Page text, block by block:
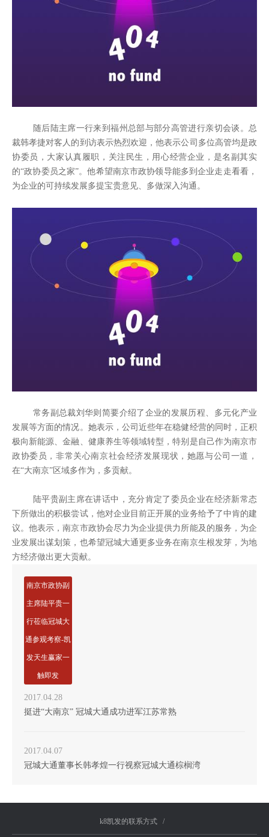
随后陆主席一行来到福州总部与部分高管进行亲切会谈。总
裁韩孝捷对客人的到访表示热烈欢迎，他表示公司多位高管均是政
协委员，大家认真履职，关注民生，用心经营企业，是名副其实
的“政协委员之家”。他希望南京市政协领导能多到企业走走看看，
为企业的可持续发展多提宝贵意见、多做深入沟通。
常务副总裁刘华则简要介绍了企业的发展历程、多元化产业
发展等方面的情况。她表示，公司近些年在稳健经营的同时，正积
极向新能源、金融、健康养生等领域转型，特别是自己作为南京市
政协委员，非常关心南京社会经济发展现状，她愿与公司一道，
在“大南京”区域多作为，多贡献。
陆平贵副主席在讲话中，充分肯定了委员企业在经济新常态
下所做出的积极尝试，他对企业目前正开展的业务给予了中肯的建
议。他表示，南京市政协会尽力为企业提供力所能及的服务，为企
业发展出谋划策，也希望冠城大通更多业务在南京生根发芽，为地
方经济做出更大贡献。
南京市政协副
主席陆平贵一
行莅临冠城大
通参观考察-凯
发天生赢家一
触即发
2017.04.28
挺进“大南京” 冠城大通成功进军江苏常熟
2017.04.07
冠城大通董事长韩孝煌一行视察冠城大通棕榈湾
k8凯发的联系方式/